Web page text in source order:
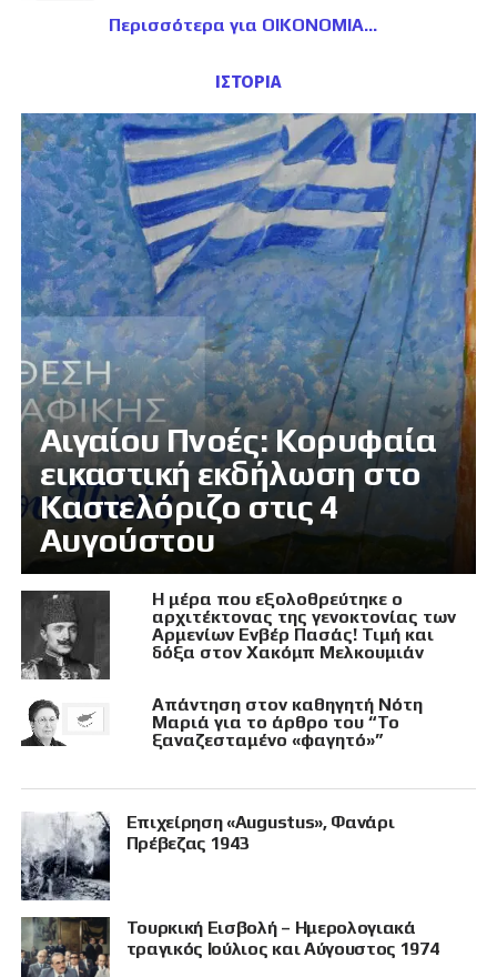
Περισσότερα για ΟΙΚΟΝΟΜΙΑ
ΙΣΤΟΡΙΑ
Αιγαίου Πνοές: Κορυφαία
εικαστική εκδήλωση στο
Καστελόριζο στις 4
Αυγούστου
Η μέρα που εξολοθρεύτηκε ο
αρχιτέκτονας της γενοκτονίας των
Αρμενίων Ενβέρ Πασάς! Τιμή και
δόξα στον Χακόμπ Μελκουμιάν
Απάντηση στον καθηγητή Νότη
Μαριά για το άρθρο του “Το
ξαναζεσταμένο «φαγητό»”
Επιχείρηση «Augustus», Φανάρι
Πρέβεζας 1943
Τουρκική Εισβολή – Ημερολογιακά
τραγικός Ιούλιος και Αύγουστος 1974